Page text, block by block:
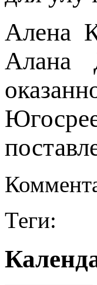
Алена
Алана
Теги: